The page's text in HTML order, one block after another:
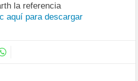
la referencia
aquí para descargar